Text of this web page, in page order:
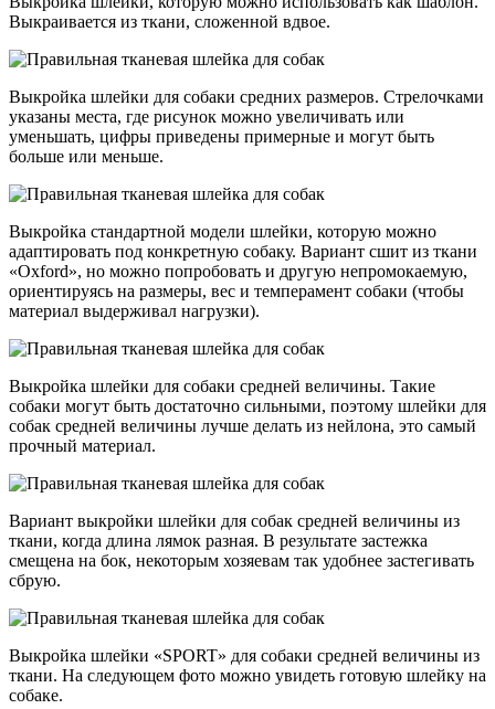
Выкраивается из ткани, сложенной вдвое.
Выкройка шлейки для собаки средних размеров. Стрелочками
указаны места, где рисунок можно увеличивать или
уменьшать, цифры приведены примерные и могут быть
больше или меньше.
Выкройка стандартной модели шлейки, которую можно
адаптировать под конкретную собаку. Вариант сшит из ткани
«Oxford», но можно попробовать и другую непромокаемую,
ориентируясь на размеры, вес и темперамент собаки (чтобы
материал выдерживал нагрузки).
Выкройка шлейки для собаки средней величины. Такие
собаки могут быть достаточно сильными, поэтому шлейки для
собак средней величины лучше делать из нейлона, это самый
прочный материал.
Вариант выкройки шлейки для собак средней величины из
ткани, когда длина лямок разная. В результате застежка
смещена на бок, некоторым хозяевам так удобнее застегивать
сбрую.
Выкройка шлейки «SPORT» для собаки средней величины из
ткани. На следующем фото можно увидеть готовую шлейку на
собаке.